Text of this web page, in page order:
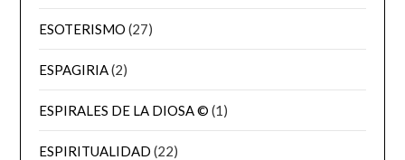
ESOTERISMO (27)
ESPAGIRIA(2)
ESPIRALES DE LA DIOSA © (1)
ESPIRITUALIDAD (22)